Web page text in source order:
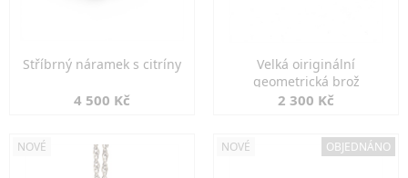
Stříbrný náramek s citríny
4 500 Kč
Velká oiriginální
geometrická brož
2 300 Kč
NOVÉ NOVÉ OBJEDNÁNO